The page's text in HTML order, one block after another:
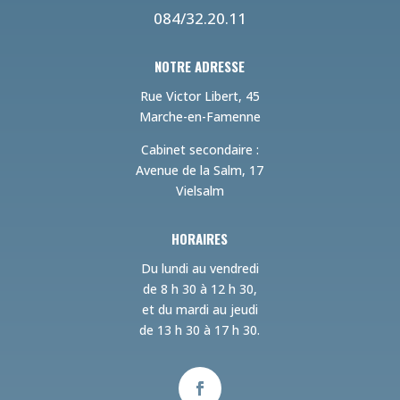
084/32.20.11
NOTRE ADRESSE
Rue Victor Libert, 45
Marche-en-Famenne
Cabinet secondaire :
Avenue de la Salm, 17
Vielsalm
HORAIRES
Du lundi au vendredi
de 8 h 30 à 12 h 30,
et du mardi au jeudi
de 13 h 30 à 17 h 30.